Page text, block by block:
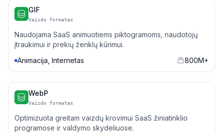
GIF
Vaizdo formatas
Naudojama SaaS animuotiems piktogramoms, naudotojų
įtraukimui ir prekių ženklų kūrimui.
Animacija, Internetas
800M+
WebP
Vaizdo formatas
Optimizuota greitam vaizdų krovimui SaaS žiniatinklio
programose ir valdymo skydeliuose.